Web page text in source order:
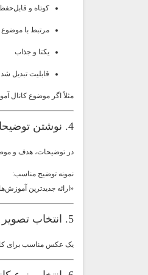
کوتاه و
مرتبط با موضوع
یکتا و جذاب
قابلیت تبدیل
مثلاً اگر موضوع کانال
4. نوشتن توضیحات (Description) کانال
در توضیحات، هدف و
نمونه توضیح مناسب:
«ارائه جدیدترین
5. انتخاب تصویر پروفایل
یک عکس مناسب برای